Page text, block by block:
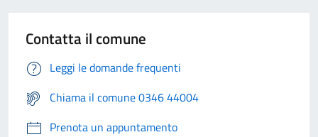
Contatta il comune
Leggi le domande frequenti
Chiama il comune 0346 44004
Prenota un appuntamento